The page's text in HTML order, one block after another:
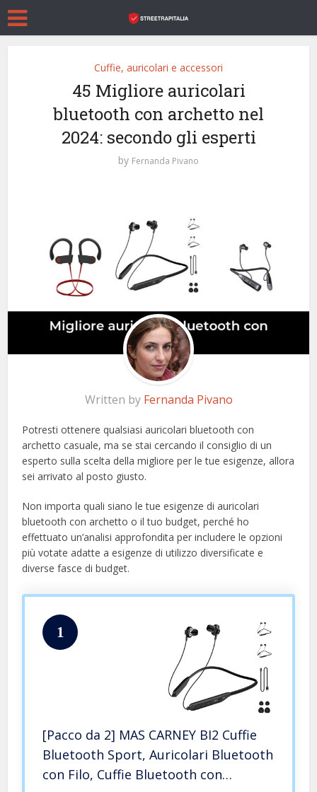
Cuffie, auricolari e accessori
45 Migliore auricolari
bluetooth con archetto nel
2024: secondo gli esperti
by Fernanda Pivano
Written by Fernanda Pivano
Potresti ottenere qualsiasi auricolari bluetooth con
archetto casuale, ma se stai cercando il consiglio di un
esperto sulla scelta della migliore per le tue esigenze, allora
sei arrivato al posto giusto.
Non importa quali siano le tue esigenze di auricolari
bluetooth con archetto o il tuo budget, perché ho
effettuato un’analisi approfondita per includere le opzioni
più votate adatte a esigenze di utilizzo diversificate e
diverse fasce di budget.
1
[Pacco da 2] MAS CARNEY BI2 Cuffie
Bluetooth Sport, Auricolari Bluetooth
con Filo, Cuffie Bluetooth con